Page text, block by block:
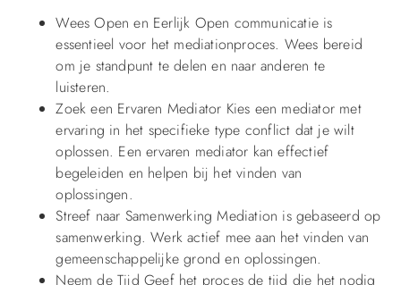
Wees Open en Eerlijk Open communicatie is
essentieel voor het mediationproces. Wees bereid
om je standpunt te delen en naar anderen te
luisteren.
Zoek een Ervaren Mediator Kies een mediator met
ervaring in het specifieke type conflict dat je wilt
oplossen. Een ervaren mediator kan effectief
begeleiden en helpen bij het vinden van
oplossingen.
Streef naar Samenwerking Mediation is gebaseerd op
samenwerking. Werk actief mee aan het vinden van
gemeenschappelijke grond en oplossingen.
Neem de Tijd Geef het proces de tijd die het nodig